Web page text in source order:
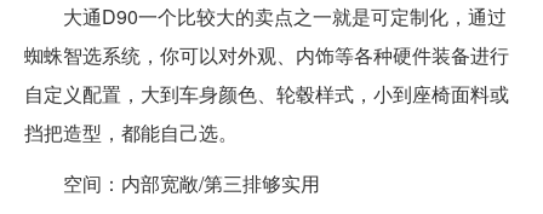
大通D90一个比较大的卖点之一就是可定制化，通过
蜘蛛智选系统，你可以对外观、内饰等各种硬件装备进行
自定义配置，大到车身颜色、轮毂样式，小到座椅面料或
挡把造型，都能自己选。
空间：内部宽敞/第三排够实用